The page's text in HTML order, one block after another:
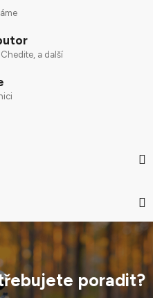
a další
poradit?